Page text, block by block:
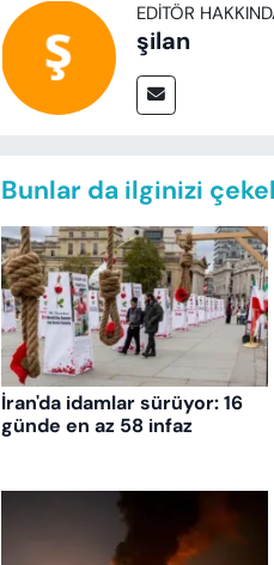
EDITÖR
şilan
Bunlar da ilginizi
İran'da idamlar sürüyor: 16
günde en az 58 infaz